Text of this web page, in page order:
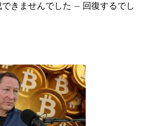
きませんでした – 回復するでし